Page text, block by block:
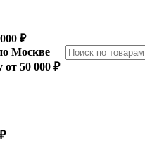
₽
Москве
50 000 ₽